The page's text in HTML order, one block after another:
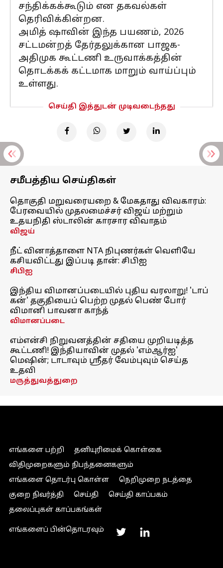
சந்திக்கக்கூடும் என தகவல்கள்
தெரிவிக்கின்றன.
அமித் ஷாவின் இந்த பயணம், 2026
சட்டமன்றத் தேர்தலுக்கான பாஜக-
அதிமுக கூட்டணி உருவாக்கத்தின்
தொடக்கக் கட்டமாக மாறும் வாய்ப்பும்
உள்ளது.
செய்தி இத்துடன் முடிவடைந்தது
சமீபத்திய செய்திகள்
தொகுதி மறுவரையறை & மேகதாது விவகாரம்:
பேரவையில் முதலமைச்சர் விஜய் மற்றும்
உதயநிதி ஸ்டாலின் காரசார விவாதம்
விஜய்
நீட் வினாத்தாளை NTA நிபுணர்கள் வெளியே
கசியவிட்டது இப்படி தான்: சிபிஐ
சிபிஐ
இந்திய விமானப்படையில் புதிய வரலாறு! 'டாப்
கன்' தகுதியைப் பெற்ற முதல் பெண் போர்
விமானி பாவனா காந்த்
விமானப்படை
எம்என்சி நிறுவனத்தின் சதியை முறியடித்த
கூட்டணி! இந்தியாவின் முதல் 'எம்ஆர்ஐ'
மெஷின்; டாடாவும் ஸ்ரீதர் வேம்புவும் செய்த
உதவி
மருத்துவத்துறை
எங்களை பற்றி
தனியுரிமைக் கொள்கை
விதிமுறைகளும் நிபந்தனைகளும்
எங்களை தொடர்பு கொள்ள
நெறிமுறை நடத்தை
குறை நிவர்த்தி
செய்தி
செய்தி காப்பகம்
தலைப்புகள் காப்பகங்கள்
எங்களைப் பின்தொடரவும்